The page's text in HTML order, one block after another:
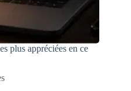
plus appréciées en ce